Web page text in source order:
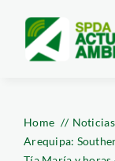
content
Home
Noticias
Arequipa: